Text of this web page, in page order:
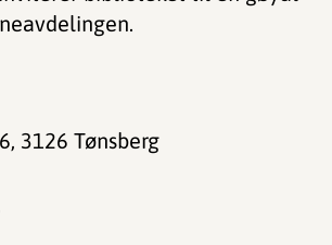
, 3126 Tønsberg